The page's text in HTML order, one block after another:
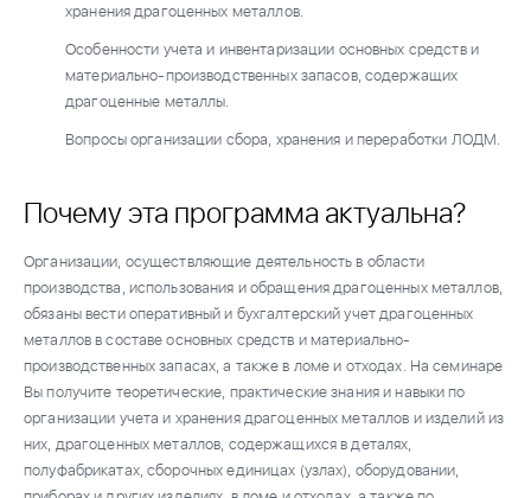
хранения драгоценных металлов.
Особенности учета и инвентаризации основных средств и
материально-производственных запасов, содержащих
драгоценные металлы.
Вопросы организации сбора, хранения и переработки ЛОДМ.
Почему эта программа актуальна?
Организации, осуществляющие деятельность в области
производства, использования и обращения драгоценных металлов,
обязаны вести оперативный и бухгалтерский учет драгоценных
металлов в составе основных средств и материально-
производственных запасах, а также в ломе и отходах. На семинаре
Вы получите теоретические, практические знания и навыки по
организации учета и хранения драгоценных металлов и изделий из
них, драгоценных металлов, содержащихся в деталях,
полуфабрикатах, сборочных единицах (узлах), оборудовании,